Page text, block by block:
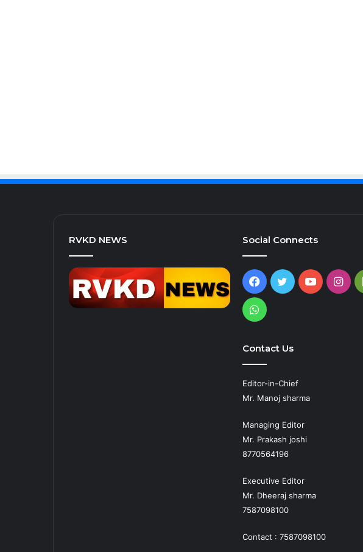
RVKD NEWS Social Connects
Facebook
TwitterYouTube
WhatsApp
Contact Us
Editor-in-Chief
Mr. Manoj sharma
Managing Editor
Mr. Prakash joshi
8770564196
Executive Editor
Mr. Dheeraj sharma
7587098100
Contact : 7587098100